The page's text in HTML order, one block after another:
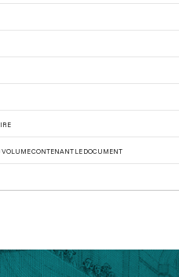
CONTENANT LE DOCUMENT